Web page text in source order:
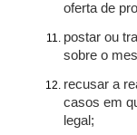
oferta de
postar ou
sobre o
recusar a
casos em
legal;